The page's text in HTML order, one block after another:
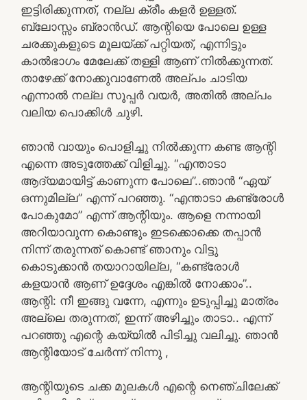
ഇട്ടിരിക്കുന്നത്, നല്ല ക്രീം കളർ ഉള്ളത്.
ബ്ലോസ്സം ബ്രാൻഡ്. ആന്റിയെ പോലെ ഉള്ള
ചരക്കുകളുടെ മൂലയ്ക്ക് പറ്റിയത്, എന്നിട്ടും
കാൽഭാഗം മേലേക്ക് തള്ളി ആണ് നിൽക്കുന്നത്.
താഴേക്ക് നോക്കുവാണേൽ അല്പം ചാടിയ
എന്നാൽ നല്ല സൂപ്പർ വയർ, അതിൽ അല്പം
വലിയ പൊക്കിൾ ചുഴി.
ഞാൻ വായും പൊളിച്ചു നിൽക്കുന്ന കണ്ട ആന്റി
എന്നെ അടുത്തേക്ക് വിളിച്ചു. “എന്താടാ
ആദ്യമായിട്ട് കാണുന്ന പോലെ”..ഞാൻ “ഏയ്
ഒന്നുമില്ല” എന്ന് പറഞ്ഞു. “എന്താടാ കണ്ട്രോൾ
പോകുമോ” എന്ന് ആന്റിയും. ആളെ നന്നായി
അറിയാവുന്ന കൊണ്ടും ഇടക്കൊക്കെ തപ്പാൻ
നിന്ന് തരുന്നത് കൊണ്ട് ഞാനും വിട്ടു
കൊടുക്കാൻ തയാറായില്ല, “കണ്ട്രോൾ
കളയാൻ ആണ് ഉദ്ദേശം എങ്കിൽ നോക്കാം”..
ആന്റി: നീ ഇങ്ങു വന്നേ, എന്നും ഉടുപ്പിച്ചു മാത്രം
അല്ലെ തരുന്നത്, ഇന്ന് അഴിച്ചും താടാ.. എന്ന്
പറഞ്ഞു എന്റെ കയ്യിൽ പിടിച്ചു വലിച്ചു. ഞാൻ
ആന്റിയോട്‌ ചേർന്ന് നിന്നു ,
ആന്റിയുടെ ചക്ക മുലകൾ എന്റെ നെഞ്ചിലേക്ക്